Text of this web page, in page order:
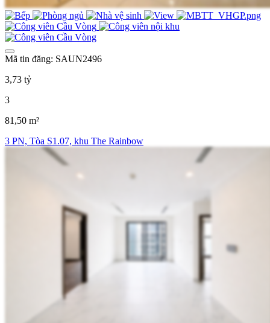
Mã tin đăng: SAUN2496
3,73 tỷ
3
81,50 m²
3 PN, Tòa S1.07, khu The Rainbow